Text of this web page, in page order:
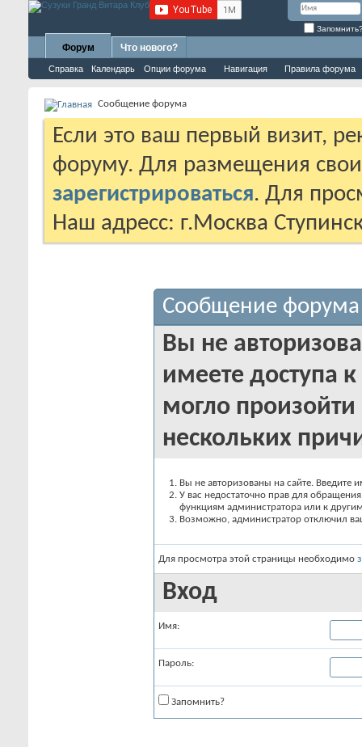
Форум
Справка Календарь Опции форума Навигация Правила форума
Что нового?
Сообщение форума
Если это ваш первый визит,
форуму. Для размещения
зарегистрироваться. Для
Наш адресс: г.Москва
Сообщение форума
Вы не
имеете доступа
могло
нескольких
Вы не авторизованы на сайте. Введите
У вас недостаточно прав для
функциям администратора или к
Возможно, администратор отключил
Для просмотра этой страницы необходимо
Вход
Имя:
Пароль:
Запомнить?